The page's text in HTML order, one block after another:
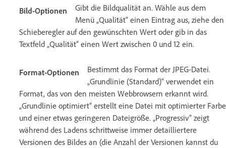
Bild-Optionen
Gibt die Bildqualität an. Wähle aus dem
Menü „Qualität“ einen Eintrag aus, ziehe den
Schieberegler auf den gewünschten Wert oder gib in das
Textfeld „Qualität“ einen Wert zwischen 0 und 12 ein.
Format-Optionen
Bestimmt das Format der JPEG-Datei.
„Grundlinie (Standard)“ verwendet ein
Format, das von den meisten Webbrowsern erkannt wird.
„Grundlinie optimiert“ erstellt eine Datei mit optimierter Farbe
und einer etwas geringeren Dateigröße. „Progressiv“ zeigt
während des Ladens schrittweise immer detailliertere
Versionen des Bildes an (die Anzahl der Versionen kannst du